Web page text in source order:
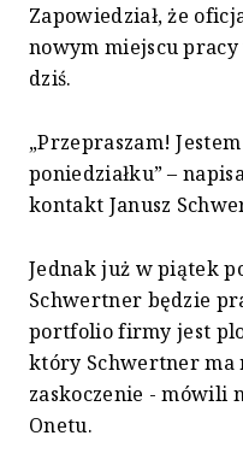
Zapowiedział, że
nowym miejscu
dziś.
„Przepraszam!
poniedziałku” –
kontakt Janusz
Jednak już w piątek
Schwertner będzie
portfolio firmy jest
który Schwertner ma
zaskoczenie - mówili
Onetu.